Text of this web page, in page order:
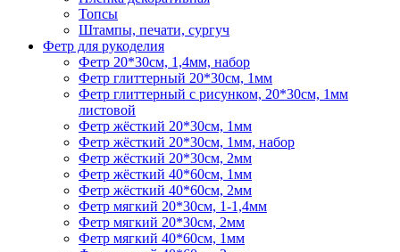
Топсы
Штампы, печати, сургуч
Фетр для рукоделия
Фетр 20*30см, 1,4мм, набор
Фетр глиттерный 20*30см, 1мм
Фетр глиттерный с рисунком, 20*30см, 1мм
листовой
Фетр жёсткий 20*30см, 1мм
Фетр жёсткий 20*30см, 1мм, набор
Фетр жёсткий 20*30см, 2мм
Фетр жёсткий 40*60см, 1мм
Фетр жёсткий 40*60см, 2мм
Фетр мягкий 20*30см, 1-1,4мм
Фетр мягкий 20*30см, 2мм
Фетр мягкий 40*60см, 1мм